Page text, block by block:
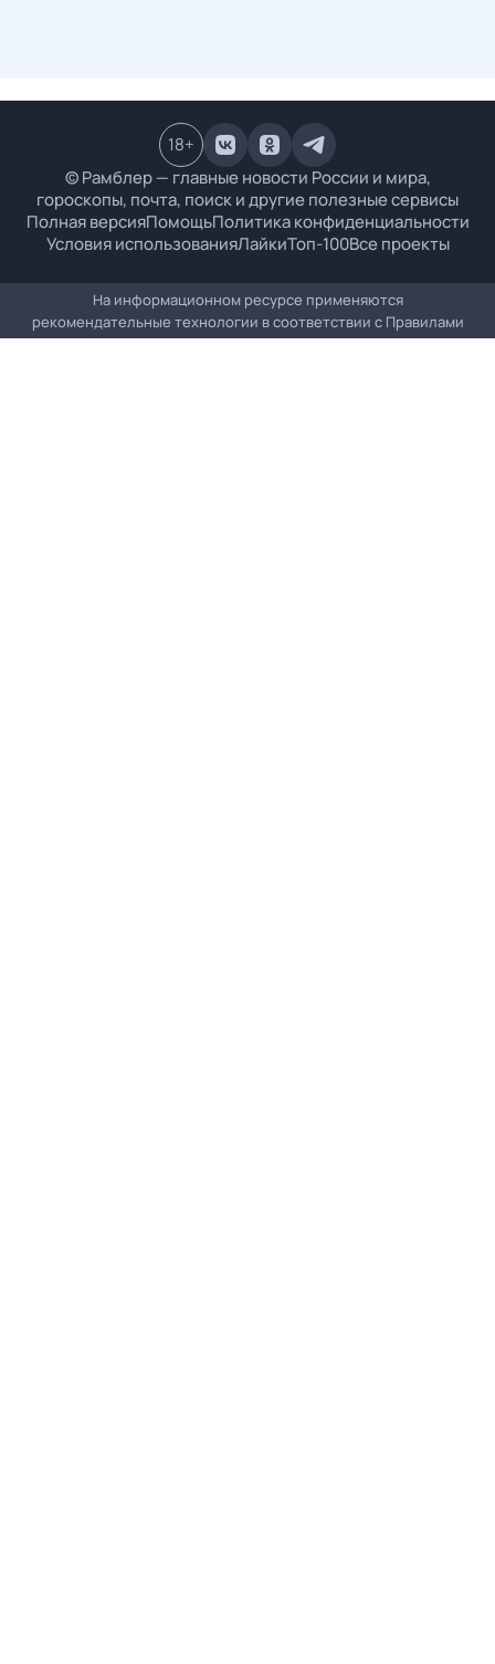
© Рамблер — главные новости России и мира,
гороскопы, почта, поиск и другие полезные сервисы
Полная версияПомощьПолитика конфиденциальности
Условия использованияЛайкиТоп-100Все проекты
18+
На информационном ресурсе применяются
рекомендательные технологии в соответствии с Правилами